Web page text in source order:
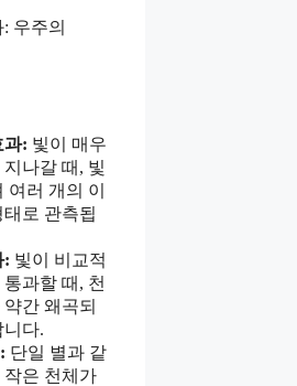
우주의
과: 빛이 매우
나갈 때, 빛
여러 개의 이
로 관측됩
: 빛이 비교적
과할 때, 천
간 왜곡되
니다.
단일 별과 같
작은 천체가